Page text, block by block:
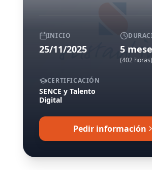
INICIO
25/11/2025 5
(402 horas)
CERTIFICACIÓN
SENCE y Talento
Digital
Pedir información